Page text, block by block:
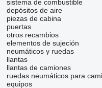
sistema de combustible
depósitos de aire
piezas de cabina
puertas
otros recambios
elementos de sujeción
neumáticos y ruedas
llantas
llantas de camiones
ruedas neumáticos para
equipos